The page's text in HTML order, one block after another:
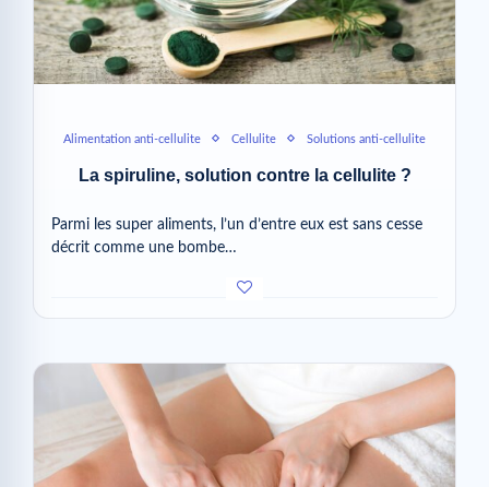
Alimentation anti-cellulite Cellulite Solutions anti-cellulite
La spiruline, solution contre la cellulite ?
Parmi les super aliments, l’un d’entre eux est sans cesse
décrit comme une bombe…